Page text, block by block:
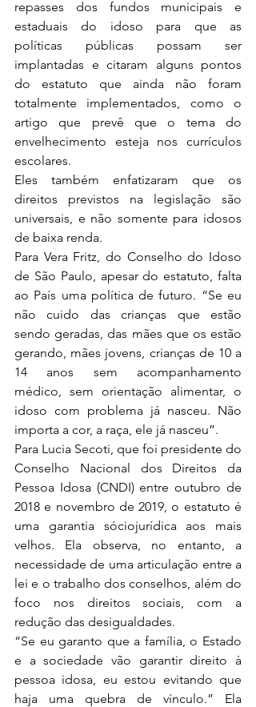
repasses dos fundos municipais e
estaduais do idoso para que as
políticas públicas possam ser
implantadas e citaram alguns pontos
do estatuto que ainda não foram
totalmente implementados, como o
artigo que prevê que o tema do
envelhecimento esteja nos currículos
escolares.
Eles também enfatizaram que os
direitos previstos na legislação são
universais, e não somente para idosos
de baixa renda.
Para Vera Fritz, do Conselho do Idoso
de São Paulo, apesar do estatuto, falta
ao País uma política de futuro. “Se eu
não cuido das crianças que estão
sendo geradas, das mães que os estão
gerando, mães jovens, crianças de 10 a
14 anos sem acompanhamento
médico, sem orientação alimentar, o
idoso com problema já nasceu. Não
importa a cor, a raça, ele já nasceu”.
Para Lucia Secoti, que foi presidente do
Conselho Nacional dos Direitos da
Pessoa Idosa (CNDI) entre outubro de
2018 e novembro de 2019, o estatuto é
uma garantia sóciojurídica aos mais
velhos. Ela observa, no entanto, a
necessidade de uma articulação entre a
lei e o trabalho dos conselhos, além do
foco nos direitos sociais, com a
redução das desigualdades.
“Se eu garanto que a família, o Estado
e a sociedade vão garantir direito à
pessoa idosa, eu estou evitando que
haja uma quebra de vínculo.” Ela